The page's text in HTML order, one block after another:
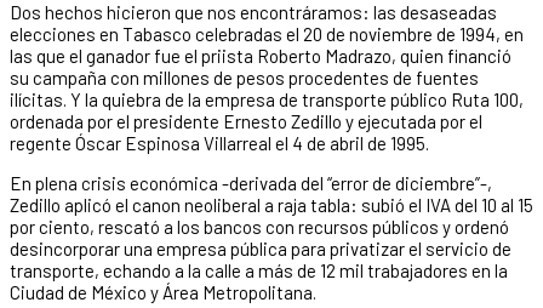
Dos hechos hicieron que nos encontráramos: las desaseadas
elecciones en Tabasco celebradas el 20 de noviembre de 1994, en
las que el ganador fue el priista Roberto Madrazo, quien financió
su campaña con millones de pesos procedentes de fuentes
ilícitas. Y la quiebra de la empresa de transporte público Ruta 100,
ordenada por el presidente Ernesto Zedillo y ejecutada por el
regente Óscar Espinosa Villarreal el 4 de abril de 1995.
En plena crisis económica -derivada del “error de diciembre”-,
Zedillo aplicó el canon neoliberal a raja tabla: subió el IVA del 10 al 15
por ciento, rescató a los bancos con recursos públicos y ordenó
desincorporar una empresa pública para privatizar el servicio de
transporte, echando a la calle a más de 12 mil trabajadores en la
Ciudad de México y Área Metropolitana.